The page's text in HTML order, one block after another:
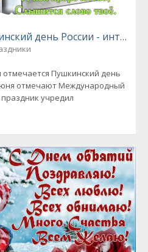
день России -
отмечается Пушкинский день
отмечают Международный
учредил